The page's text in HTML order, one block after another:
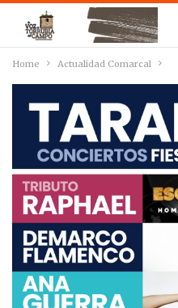
Home Actualidad Comarcal